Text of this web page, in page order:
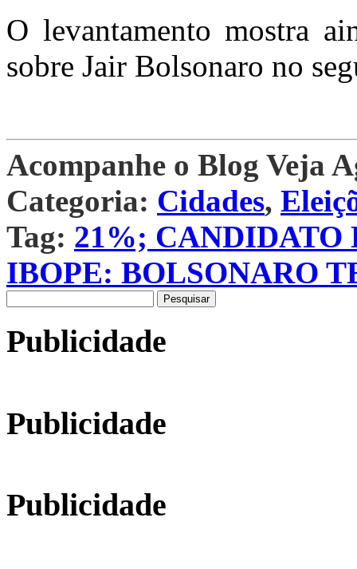
O levantamento mostra
sobre Jair Bolsonaro no
Acompanhe o Blog Veja
Categoria: Cidades,
Tag: 21%; CANDIDATO
IBOPE: BOLSONARO
por:
Publicidade
Publicidade
Publicidade